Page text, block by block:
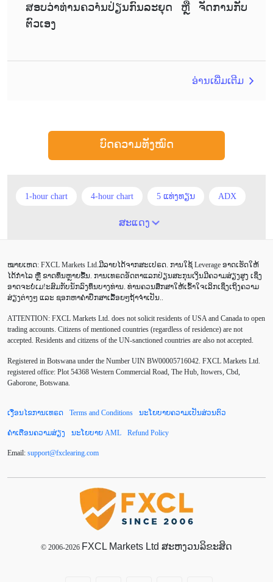
ສອບວ່າທ່ານຄວາໍນປ່ຽນກົນລະຍຸດ ຫຼື ຈັດການກັບ
ຕົວເອງ
ອ່ານເພີ່ມເຕີມ
ບົດຄວາມທັງໝົດ
1-hour chart 4-hour chart 5 ແທ່ງທຽນ ADX
Alexander Elder
Buy Stop CAD CHF COVID-19 CPI
Canadian dollar Charles Dow
Chinese Yuan Correlation Matrix D1 DailyFX
Default mode network Doji EA EA ເຊີງລຸກ
ECB ECN EMA EUR EUR/AUD
GBP/JPY GBP/USD
Great Britain pound H1 H4
Interbank Introducing Broker
ສະແດງ
ໝາຍເຫດ: FXCL Markets Ltd.ມີລາຍໄດ້ຈາກສະເປຣດ. ການໃຊ້ Leverage ອາດເຮັດໃຫ້
ໄດ້ກຳໄລ ຫຼື ຂາດທຶນຫຼາຍຂື້ນ. ການເທຣດອັດຕາແລກປ່ຽນສະກຸນເງິນມີຄວາມສ່ຽງສູງ ເຊິ່ງ
ອາດຈະບໍ່ເມ!ະສົມກັບນັກລົງທຶນບາງທ່ານ. ທ່ານຄວນສຶກສາໃຫ້ເຂົ້າໃຈເລິກເຊິ່ງເຖິງຄວາມ
ສ່ຽງຕ່າງໆ ແລະ ຊອກຫາຄຳປຶກສາເລື້ອຍໆຖ້າຈຳເປັນ..
ATTENTION: FXCL Markets Ltd. does not solicit residents of USA and Canada to open
trading accounts. Citizens of mentioned countries (regardless of residence) are not
accepted. Residents and citizens of the UN-sanctioned countries are also not accepted.
Registered in Botswana under the Number UIN BW00005716042. FXCL Markets Ltd.
registered office: Plot 54368 Western Commercial Road, The Hub, Itowers, Cbd,
Gaborone, Botswana.
ເງື່ອນໄຂການເທຣດ Terms and Conditions ນະໂຍບາຍຄວາມເປັນສ່ວນຕົວ
ຄຳເຕືອນຄວາມສ່ຽງ ນະໂຍບາຍ AML Refund Policy
Email: support@fxclearing com
© 2006-2026 FXCL Markets Ltd ສະຫງວນລິຂະສິດ